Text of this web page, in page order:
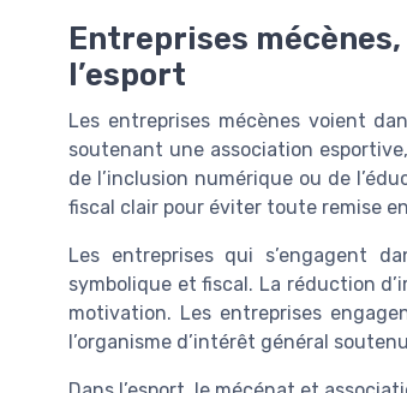
Entreprises
l’esport
Les entreprises mécènes voient
soutenant une association
de l’inclusion numérique ou de
fiscal clair pour éviter toute remise
Les entreprises qui s’engagent
symbolique et fiscal. La réduction
motivation. Les entreprises
l’organisme d’intérêt général